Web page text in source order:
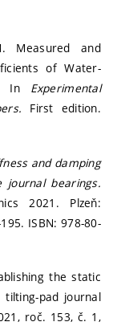
Measured and
of Water-
In Experimental
First edition.
and damping
journal bearings.
2021. Plzeň:
ISBN: 978-80-
the static
pad journal
roč. 153, č. 1,